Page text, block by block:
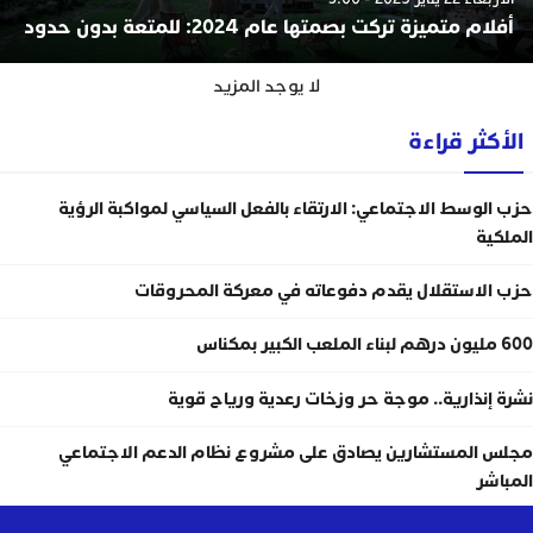
أفلام متميزة تركت بصمتها عام 2024: للمتعة بدون حدود
لا يوجد المزيد
الأكثر قراءة
حزب الوسط الاجتماعي: الارتقاء بالفعل السياسي لمواكبة الرؤية
الملكية
حزب الاستقلال يقدم دفوعاته في معركة المحروقات
600 مليون درهم لبناء الملعب الكبير بمكناس
نشرة إنذارية.. موجة حر وزخات رعدية ورياح قوية
مجلس المستشارين يصادق على مشروع نظام الدعم الاجتماعي
المباشر